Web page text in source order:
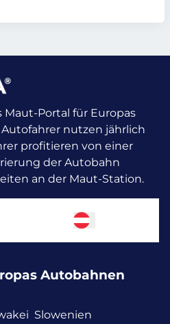
Portal für Europas
nutzen jährlich
profitieren von einer
der Autobahn
an der Maut-Station.
Autobahnen
Slowenien